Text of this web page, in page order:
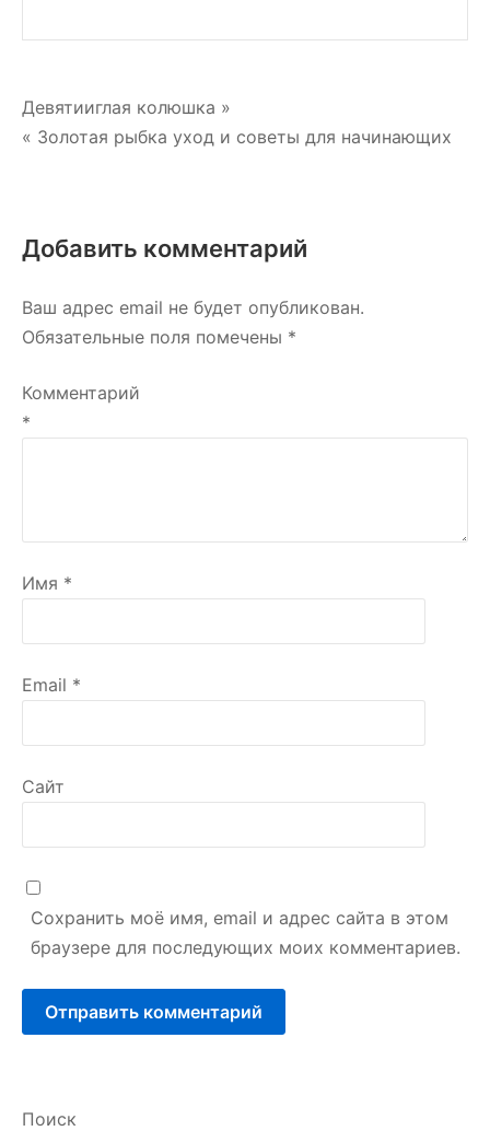
Навигация
по
Девятииглая колюшка »
« Золотая рыбка уход и советы для начинающих
Добавить комментарий
Ваш адрес email не будет опубликован.
Обязательные поля помечены *
Комментарий
*
Имя *
Email *
Сайт
Сохранить моё имя, email и адрес сайта в этом
браузере для последующих моих комментариев.
Поиск